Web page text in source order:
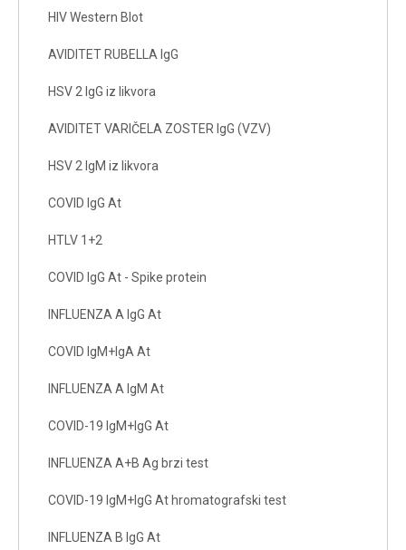
HIV Western Blot
AVIDITET RUBELLA IgG
HSV 2 IgG iz likvora
AVIDITET VARIČELA ZOSTER IgG (VZV)
HSV 2 IgM iz likvora
COVID IgG At
HTLV 1+2
COVID IgG At - Spike protein
INFLUENZA A IgG At
COVID IgM+IgA At
INFLUENZA A IgM At
COVID-19 IgM+IgG At
INFLUENZA A+B Ag brzi test
COVID-19 IgM+IgG At hromatografski test
INFLUENZA B IgG At